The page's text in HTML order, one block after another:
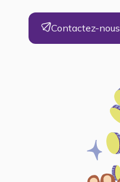
Contactez-nous